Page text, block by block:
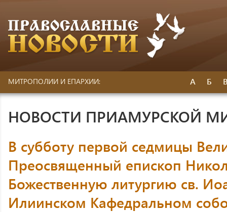
МИТРОПОЛИИ И ЕПАРХИИ: А Б
НОВОСТИ ПРИАМУРСКОЙ
В субботу первой седмицы
Преосвященный епископ
Божественную литургию св.
Илиинском Кафедральном